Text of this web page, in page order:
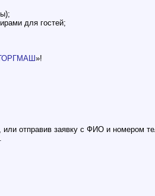
для гостей;
»!
, или отправив заявку с ФИО и номером